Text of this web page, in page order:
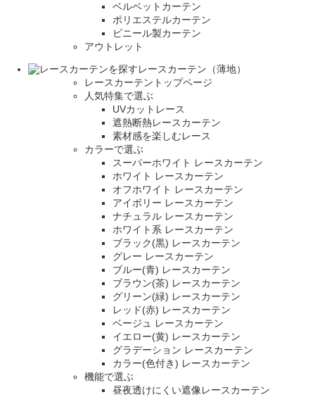
ベルベットカーテン
ポリエステルカーテン
ビニール製カーテン
アウトレット
レースカーテン（薄地）
レースカーテントップページ
人気特集で選ぶ
UVカットレース
遮熱断熱レースカーテン
素材感を楽しむレース
カラーで選ぶ
スーパーホワイト レースカーテン
ホワイト レースカーテン
オフホワイト レースカーテン
アイボリー レースカーテン
ナチュラル レースカーテン
ホワイト系 レースカーテン
ブラック(黒) レースカーテン
グレー レースカーテン
ブルー(青) レースカーテン
ブラウン(茶) レースカーテン
グリーン(緑) レースカーテン
レッド(赤) レースカーテン
ベージュ レースカーテン
イエロー(黄) レースカーテン
グラデーション レースカーテン
カラー(色付き) レースカーテン
機能で選ぶ
昼夜透けにくい遮像レースカーテン